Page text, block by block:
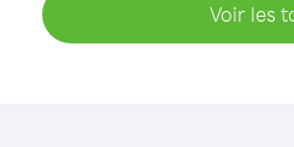
Voir les